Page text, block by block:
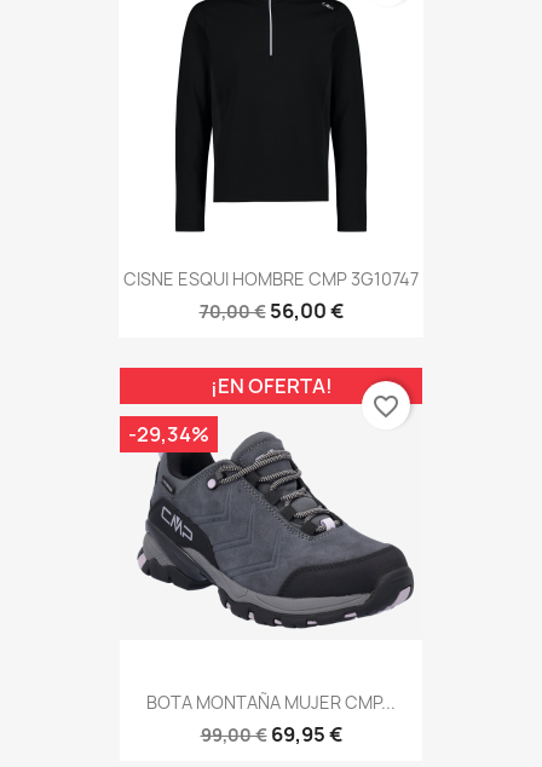
CISNE ESQUI HOMBRE CMP 3G10747
70,00 € 56,00 €
BOTA MONTAÑA MUJER CMP...
99,00 € 69,95 €
¡EN OFERTA!
-29,34%
favorite_border